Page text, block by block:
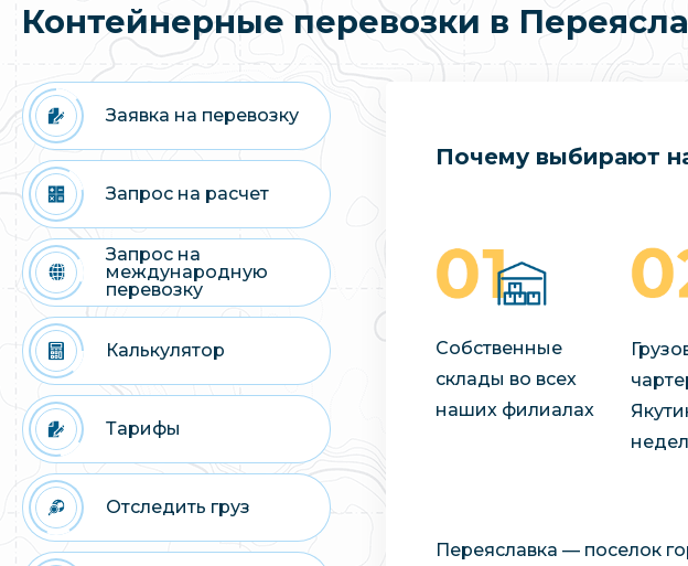
Контейнерные перевозки в
Заявка на перевозку
Запрос на расчет
Запрос на
международную
перевозку
Калькулятор
Тарифы
Отследить груз
Почему выбирают
Собственные
склады во всех
наших филиалах
Переяславка — поселок